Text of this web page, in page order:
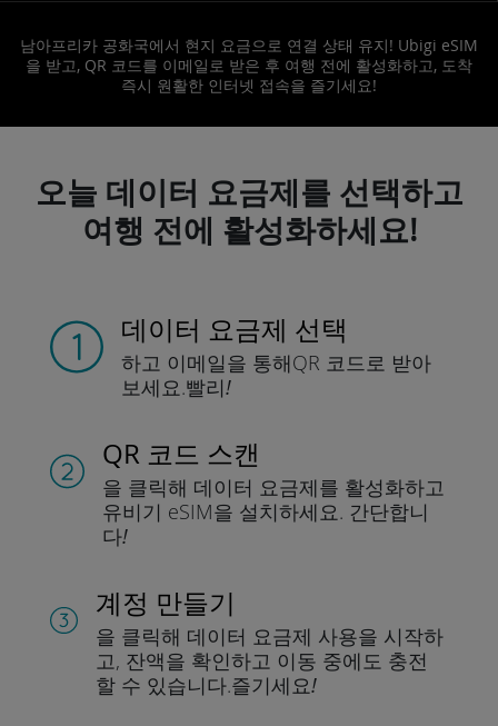
남아프리카 공화국에서 현지 요금으로 연결 상태 유지! Ubigi eSIM
을 받고, QR 코드를 이메일로 받은 후 여행 전에 활성화하고, 도착
즉시 원활한 인터넷 접속을 즐기세요!
오늘 데이터 요금제를 선택하고
여행 전에 활성화하세요!
데이터 요금제 선택
하고 이메일을 통해QR 코드로 받아
보세요.빨리!
QR 코드 스캔
을 클릭해 데이터 요금제를 활성화하고
유비기 eSIM을 설치하세요. 간단합니
다!
계정 만들기
을 클릭해 데이터 요금제 사용을 시작하
고, 잔액을 확인하고 이동 중에도 충전
할 수 있습니다.즐기세요!